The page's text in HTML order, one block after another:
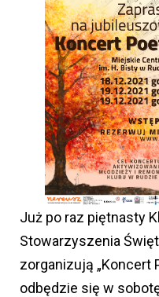
Już po raz piętnasty
Stowarzyszenia
zorganizują „Koncert
odbędzie się w